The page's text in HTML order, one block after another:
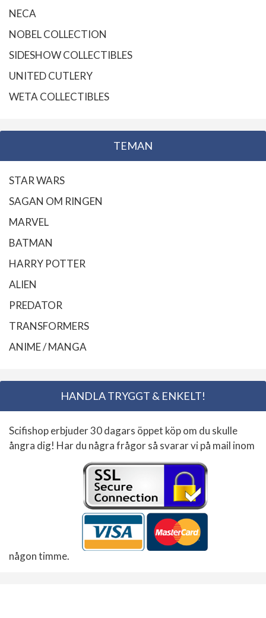
NECA
NOBEL COLLECTION
SIDESHOW COLLECTIBLES
UNITED CUTLERY
WETA COLLECTIBLES
TEMAN
STAR WARS
SAGAN OM RINGEN
MARVEL
BATMAN
HARRY POTTER
ALIEN
PREDATOR
TRANSFORMERS
ANIME / MANGA
HANDLA TRYGGT & ENKELT!
Scifishop erbjuder 30 dagars öppet köp om du skulle
ångra dig! Har du några frågor så svarar vi på mail inom
någon timme.